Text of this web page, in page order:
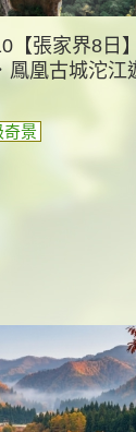
【張家界8日
凰古城沱江
奇景